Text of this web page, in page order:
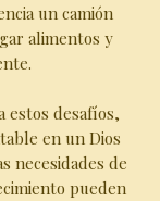
un camión
alimentos y
estos desafíos,
en un Dios
necesidades de
pueden